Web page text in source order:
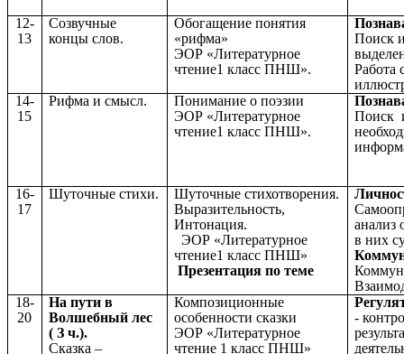
12-
13
Созвучные
концы слов.
Обогащение понятия
«рифма»
ЭОР «Литературное
чтение1 класс ПНШ».
Поиск
Работа
14-
15
Рифма и смысл.
Понимание о поэзии
ЭОР «Литературное
чтение1 класс ПНШ».
Поиск
16-
17
Шуточные стихи. Шуточные стихотворения.
Выразительность,
Интонация.
ЭОР «Литературное
чтение1 класс ПНШ»
Презентация по теме
анализ
в них
18-
20
На пути в
Волшебный лес
( З ч.).
Сказка –
Композиционные
особенности сказки
ЭОР «Литературное
чтение 1 класс ПНШ»
-